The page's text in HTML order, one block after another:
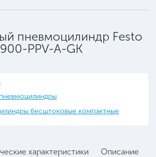
пневмоцилиндр Festo
PPV-A-GK
бесштоковые компактные
характеристики Описание